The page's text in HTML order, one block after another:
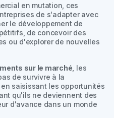
en mutation, ces
de s'adapter avec
le développement de
de concevoir des
ou d'explorer de nouvelles
sur le marché , les
de survivre à la
saisissant les opportunités
qu'ils ne deviennent des
d'avance dans un monde